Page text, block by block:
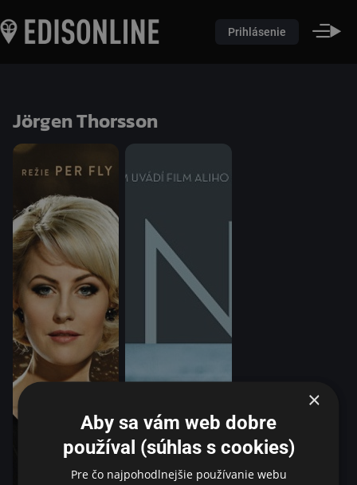
Prihlásenie
Jörgen Thorsson
×
Aby sa vám web dobre
používal (súhlas s cookies)
Pre čo najpohodlnejšie používanie webu